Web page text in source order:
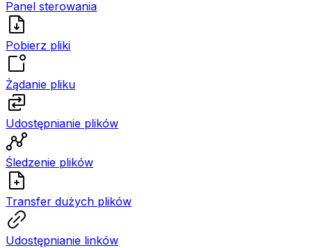
Panel sterowania
Pobierz pliki
Żądanie pliku
Udostępnianie plików
Śledzenie plików
Transfer dużych plików
Udostępnianie linków